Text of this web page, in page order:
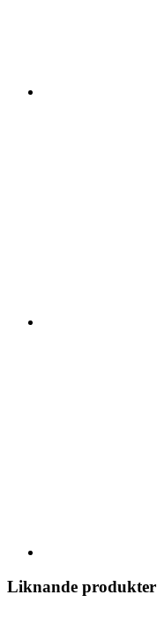
Liknande produkter